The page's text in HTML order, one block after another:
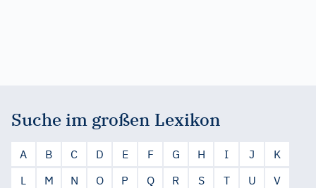
Suche im großen Lexikon
A B C D E F G H I J
K
L
M N O P Q R S T U
V